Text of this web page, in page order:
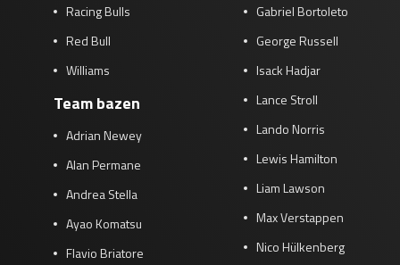
Racing Bulls
Red Bull
Williams
Team bazen
Adrian Newey
Alan Permane
Andrea Stella
Ayao Komatsu
Flavio Briatore
Gabriel Bortoleto
George Russell
Isack Hadjar
Lance Stroll
Lando Norris
Lewis Hamilton
Liam Lawson
Max Verstappen
Nico Hülkenberg